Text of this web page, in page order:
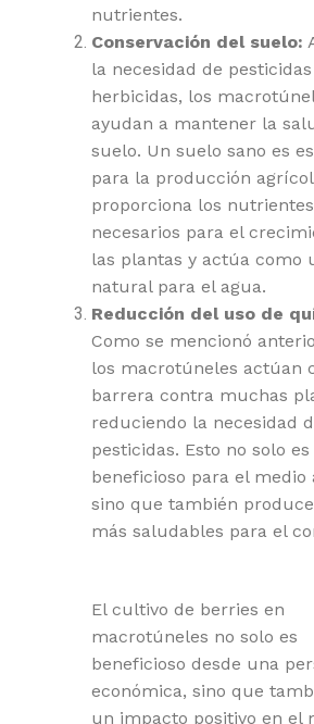
nutrientes.
Conservación del suelo:
la necesidad de
herbicidas, los
ayudan a mantener la
suelo. Un suelo sano es
para la producción
proporciona los nutrientes
necesarios para el
las plantas y actúa como
natural para el agua.
Reducción del uso de
Como se mencionó
los macrotúneles actúan
barrera contra muchas
reduciendo la necesidad
pesticidas. Esto no solo es
beneficioso para el medio
sino que también
más saludables para el
El cultivo de berries en
macrotúneles no solo es
beneficioso desde una
económica, sino que
un impacto positivo en el